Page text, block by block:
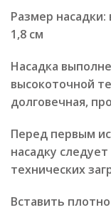
Размер насадки:
1,8 см
Насадка
высокоточной
долговечная,
Перед первым
насадку
технических
Вставить